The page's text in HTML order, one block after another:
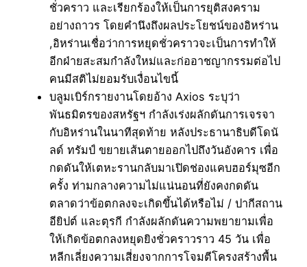
ชั่วคราว และเรียกร้องให้เป็นการยุติสงคราม
อย่างถาวร โดยคำนึงถึงผลประโยชน์ของอิหร่าน
,อิหร่านเชื่อว่าการหยุดชั่วคราวจะเป็นการทำให้
อีกฝ่ายสะสมกำลังใหม่และก่ออาชญากรรมต่อไป
คนมีสติไม่ยอมรับเงื่อนไขนี้
บลูมเบิร์กรายงานโดยอ้าง Axios ระบุว่า
พันธมิตรของสหรัฐฯ กำลังเร่งผลักดันการเจรจา
กับอิหร่านในนาทีสุดท้าย หลังประธานาธิบดีโดนั
ลด์ ทรัมป์ ขยายเส้นตายออกไปถึงวันอังคาร เพื่อ
กดดันให้เตหะรานกลับมาเปิดช่องแคบฮอร์มุซอีก
ครั้ง ท่ามกลางความไม่แน่นอนที่ยังคงกดดัน
ตลาดว่าข้อตกลงจะเกิดขึ้นได้หรือไม่ / ปากีสถาน
อียิปต์ และตุรกี กำลังผลักดันความพยายามเพื่อ
ให้เกิดข้อตกลงหยุดยิงชั่วคราวราว 45 วัน เพื่อ
หลีกเลี่ยงความเสี่ยงจากการโจมตีโครงสร้างพื้น